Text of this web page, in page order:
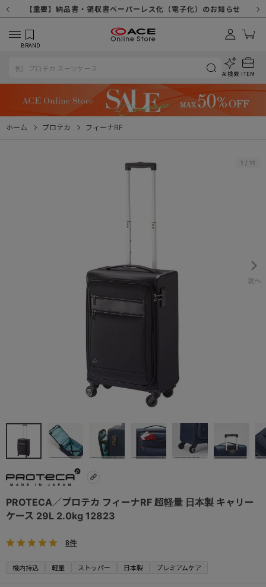
【重要】令和８年熊本地震に伴う配送への影響について
【重要】納品書・領収書ペーパーレス化（電子化）のお知らせ
【重要】天候不良や交通状況・物量増等に伴う配送への影響について
【重要】悪質な詐欺サイトにご注意ください
【重要】各種メールが届かない場合に関しまして
【重要】お問い合わせのご対応に関しまして
【重要】SNSのなりすまし詐欺にご注意ください
BRAND
AI検索 ITEM
ホーム プロテカ フィーナRF
1 / 11
PROTECA／プロテカ フィーナRF 超軽量 日本製 キャリー
ケース 29L 2.0kg 12823
8件
機内持込 軽量 ストッパー 日本製 プレミアムケア